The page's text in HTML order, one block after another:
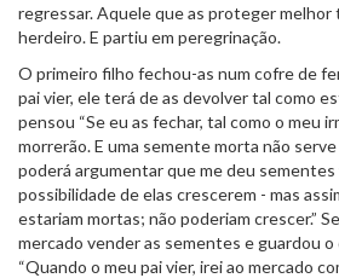
regressar. Aquele que as proteger melhor
herdeiro. E partiu em peregrinação.
O primeiro filho fechou-as num cofre de
pai vier, ele terá de as devolver tal como
pensou “Se eu as fechar, tal como o meu
morrerão. E uma semente morta não serve
poderá argumentar que me deu sementes
possibilidade de elas crescerem - mas
estariam mortas; não poderiam crescer.”
mercado vender as sementes e guardou o
“Quando o meu pai vier, irei ao mercado